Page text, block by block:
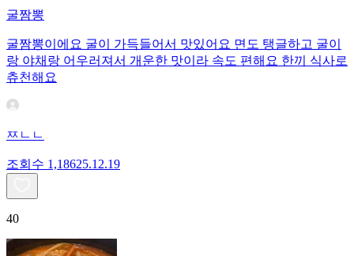
굴짬뽕
굴짬뽕이에요 굴이 가득들어서 맛있어요 면도 탱글하고 굴이
랑 야채랑 어우러져서 개운한 맛이라 속도 편해요 한끼 식사로
츄천해요
ㅉㄴㄴ
조회수 1,18625.12.19
40